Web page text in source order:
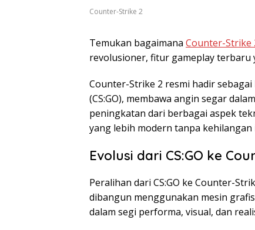
Counter-Strike 2
Temukan bagaimana Counter-Strike
revolusioner, fitur gameplay terbaru
Counter-Strike 2 resmi hadir
(CS:GO), membawa angin segar
peningkatan dari berbagai aspek
yang lebih modern tanpa kehilangan
Evolusi dari CS:GO ke
Peralihan dari CS:GO ke Counter-
dibangun menggunakan mesin grafis
dalam segi performa, visual, dan